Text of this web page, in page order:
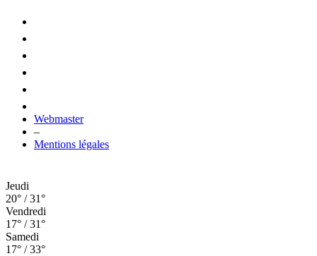
Webmaster
–
Mentions légales
Jeudi
20° / 31°
Vendredi
17° / 31°
Samedi
17° / 33°